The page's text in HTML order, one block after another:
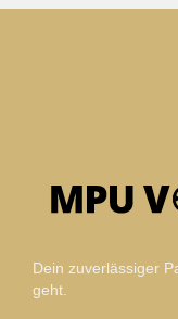
Dein zuverlässiger
geht.